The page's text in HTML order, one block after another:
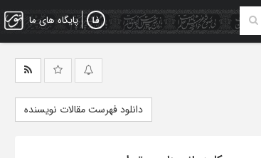
پایگاه های ما
دانلود فهرست مقالات نویسنده